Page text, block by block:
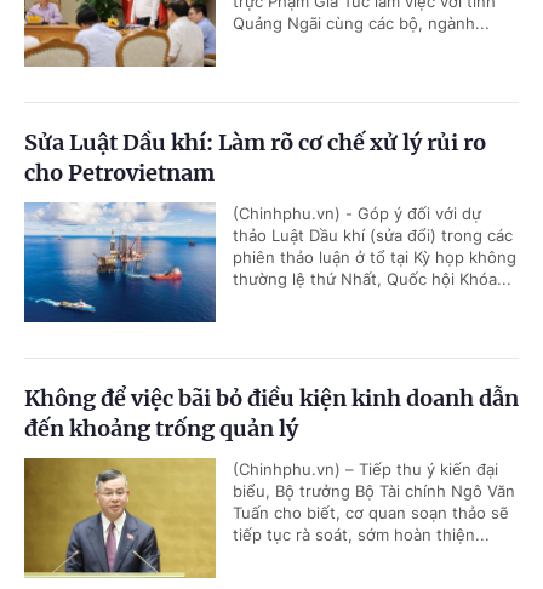
Quảng Ngãi cùng các bộ, ngành...
Sửa Luật Dầu khí: Làm rõ cơ chế xử lý rủi ro
cho Petrovietnam
(Chinhphu.vn) - Góp ý đối với dự
thảo Luật Dầu khí (sửa đổi) trong các
phiên thảo luận ở tổ tại Kỳ họp không
thường lệ thứ Nhất, Quốc hội Khóa...
Không để việc bãi bỏ điều kiện kinh doanh dẫn
đến khoảng trống quản lý
(Chinhphu.vn) – Tiếp thu ý kiến đại
biểu, Bộ trưởng Bộ Tài chính Ngô Văn
Tuấn cho biết, cơ quan soạn thảo sẽ
tiếp tục rà soát, sớm hoàn thiện...